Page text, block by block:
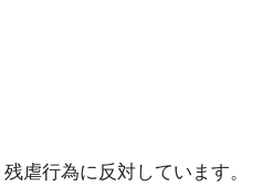
虐行為に反対しています。